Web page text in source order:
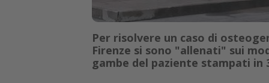
Per risolvere un caso di
Firenze si sono "allenati" sui
gambe del paziente stampati in